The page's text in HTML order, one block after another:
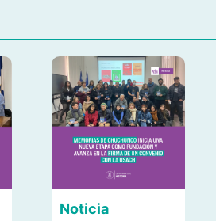
Noticia